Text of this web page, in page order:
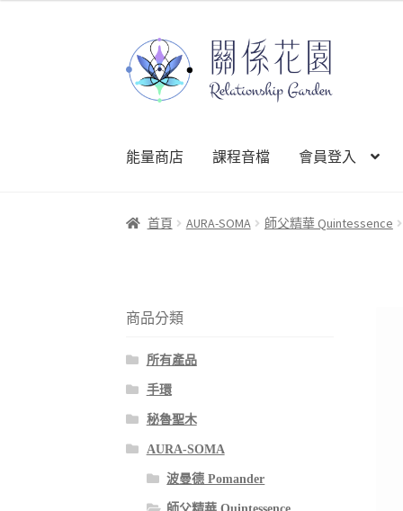
能量商店 課程音檔 會員登入
首頁 AURA-SOMA 師父精華 Quintessence
商品分類
所有產品
手環
秘魯聖木
AURA-SOMA
波曼德 Pomander